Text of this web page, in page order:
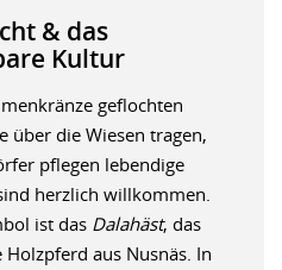
& das
Kultur
geflochten
über die Wiesen tragen,
pflegen lebendige
herzlich willkommen.
ist das Dalahäst, das
aus Nusnäs. In